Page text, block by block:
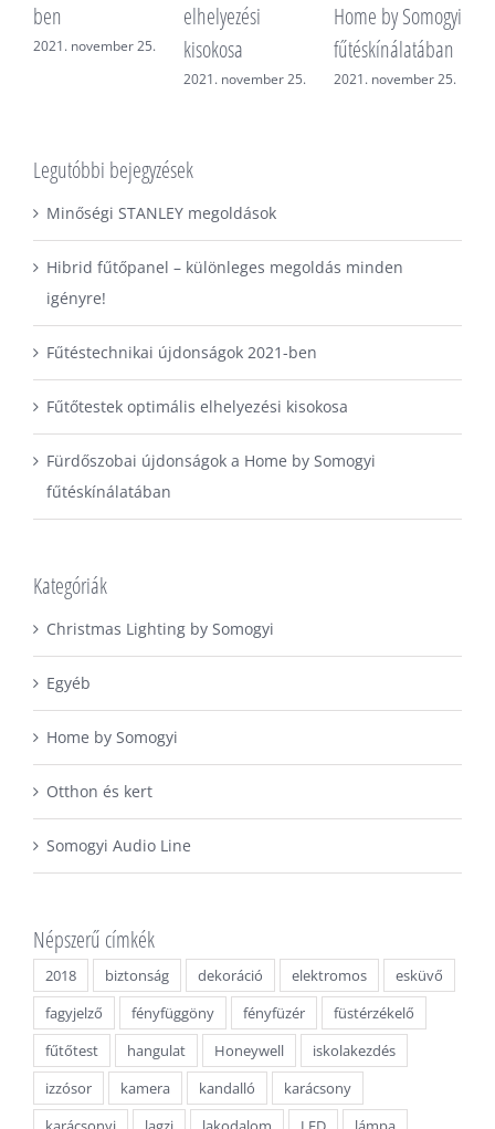
25.
kisokosa
2021. november 25.
Home by Somogyi
fűtéskínálatában
2021. november 25.
Legutóbbi bejegyzések
Minőségi STANLEY megoldások
Hibrid fűtőpanel – különleges megoldás minden
igényre!
Fűtéstechnikai újdonságok 2021-ben
Fűtőtestek optimális elhelyezési kisokosa
Fürdőszobai újdonságok a Home by Somogyi
fűtéskínálatában
Kategóriák
Christmas Lighting by Somogyi
Egyéb
Home by Somogyi
Otthon és kert
Somogyi Audio Line
Népszerű címkék
2018 biztonság dekoráció elektromos
esküvő
fagyjelző
fényfüggöny fényfüzér
füstérzékelő
fűtőtest
hangulat Honeywell
iskolakezdés
izzósor
kamera kandalló
karácsony